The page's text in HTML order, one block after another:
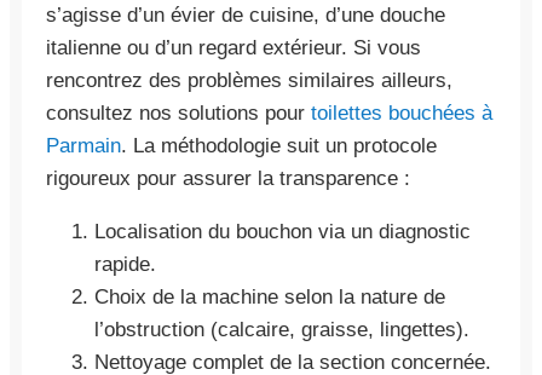
s’agisse d’un évier de cuisine, d’une douche
italienne ou d’un regard extérieur. Si vous
rencontrez des problèmes similaires ailleurs,
consultez nos solutions pour toilettes bouchées à
Parmain. La méthodologie suit un protocole
rigoureux pour assurer la transparence :
Localisation du bouchon via un diagnostic
rapide.
Choix de la machine selon la nature de
l’obstruction (calcaire, graisse, lingettes).
Nettoyage complet de la section concernée.